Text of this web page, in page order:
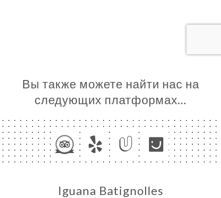
Вы также можете найти нас на
следующих платформах…
Iguana Batignolles